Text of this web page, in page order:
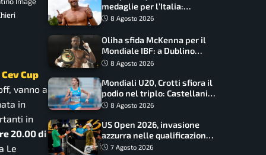
Cev Cup
vanno a
in
in
20.00 di
Le
medaglie per l’Italia:
Paltrinieri guida la staffetta,
grandi altezze
8 Agosto 2026
Oliha sfida McKenna per il
Mondiale IBF: a Dublino
serve l’impresa nella tana
8 Agosto 2026
Mondiali U20, Crotti sfiora il
podio nel triplo: Castellani
da record, Succo in finale
8 Agosto 2026
US Open 2026, invasione
azzurra nelle qualificazioni:
17 italiani a caccia del main
7 Agosto 2026